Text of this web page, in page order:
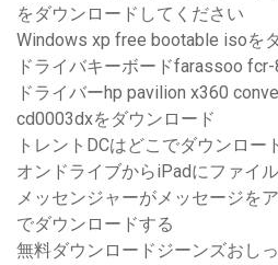
をダウンロードしてください
Windows xp free bootable isoを
ドライバキーボードfarassoo
ドライバーhp pavilion x360
cd0003dxをダウンロード
トレントDCはどこでダウンロー
オンドライブからiPadにファイ
メッセンジャーがメッセージを
でダウンロードする
無料ダウンロードジーンズおし